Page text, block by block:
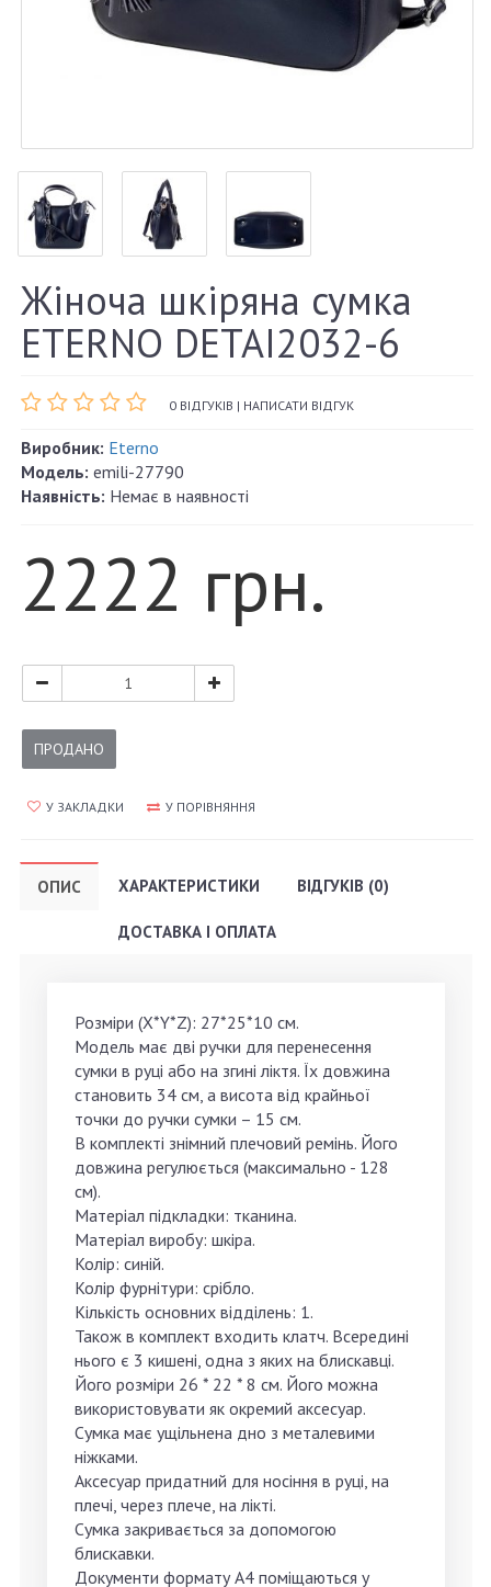
Жіноча шкіряна сумка
ETERNO DETAI2032-6
0 ВІДГУКІВ | НАПИСАТИ ВІДГУК
Виробник: Eterno
Модель: emili-27790
Наявність: Немає в наявності
2222 грн.
ПРОДАНО
У ЗАКЛАДКИ У ПОРІВНЯННЯ
ОПИС ХАРАКТЕРИСТИКИ ВІДГУКІВ (0)
ДОСТАВКА І ОПЛАТА
Розміри (X*Y*Z): 27*25*10 см.
Модель має дві ручки для перенесення
сумки в руці або на згині ліктя. Їх довжина
становить 34 см, а висота від крайньої
точки до ручки сумки – 15 см.
В комплекті знімний плечовий ремінь. Його
довжина регулюється (максимально - 128
см).
Матеріал підкладки: тканина.
Матеріал виробу: шкіра.
Колір: синій.
Колір фурнітури: срібло.
Кількість основних відділень: 1.
Також в комплект входить клатч. Всередині
нього є 3 кишені, одна з яких на блискавці.
Його розміри 26 * 22 * 8 см. Його можна
використовувати як окремий аксесуар.
Сумка має ущільнена дно з металевими
ніжками.
Аксесуар придатний для носіння в руці, на
плечі, через плече, на лікті.
Сумка закривається за допомогою
блискавки.
Документи формату А4 поміщаються у